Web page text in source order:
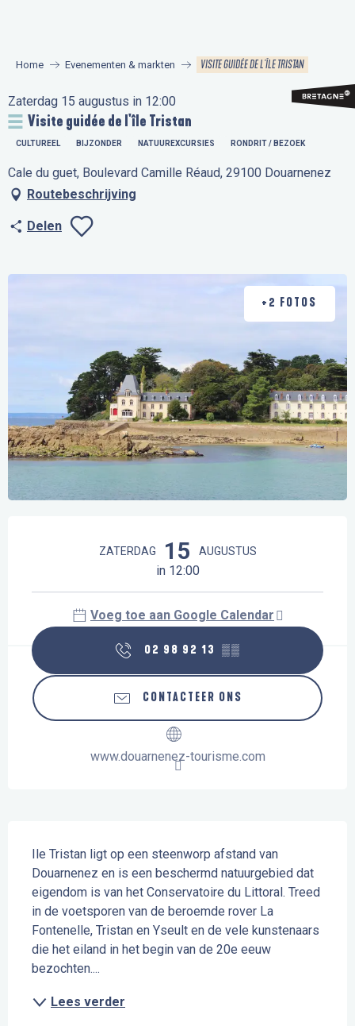
principal
Home Evenementen & markten VISITE GUIDÉE DE L'ÎLE TRISTAN
Zaterdag 15 augustus in 12:00
Visite guidée de l'île Tristan
CULTUREEL BIJZONDER NATUUREXCURSIES RONDRIT / BEZOEK
Cale du guet, Boulevard Camille Réaud, 29100 Douarnenez
Routebeschrijving
Delen
+2 FOTOS
ZATERDAG 15 AUGUSTUS
in 12:00
Voeg toe aan Google Calendar
02 98 92 13 ▒▒
CONTACTEER ONS
www.douarnenez-tourisme.com
Ile Tristan ligt op een steenworp afstand van
Douarnenez en is een beschermd natuurgebied dat
eigendom is van het Conservatoire du Littoral. Treed
in de voetsporen van de beroemde rover La
Fontenelle, Tristan en Yseult en de vele kunstenaars
die het eiland in het begin van de 20e eeuw
bezochten....
Lees verder